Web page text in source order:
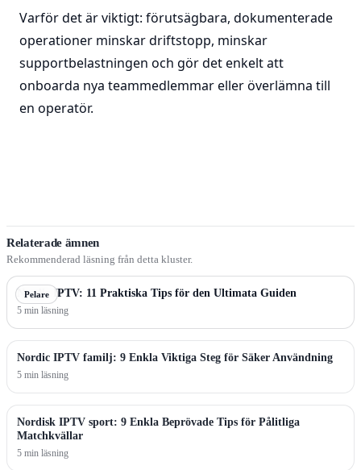
Varför det är viktigt: förutsägbara, dokumenterade
operationer minskar driftstopp, minskar
supportbelastningen och gör det enkelt att
onboarda nya teammedlemmar eller överlämna till
en operatör.
Relaterade ämnen
Rekommenderad läsning från detta kluster.
Pelare
Nordic IPTV: 11 Praktiska Tips för den Ultimata Guiden
5 min läsning
Nordic IPTV familj: 9 Enkla Viktiga Steg för Säker Användning
5 min läsning
Nordisk IPTV sport: 9 Enkla Beprövade Tips för Pålitliga
Matchkvällar
5 min läsning